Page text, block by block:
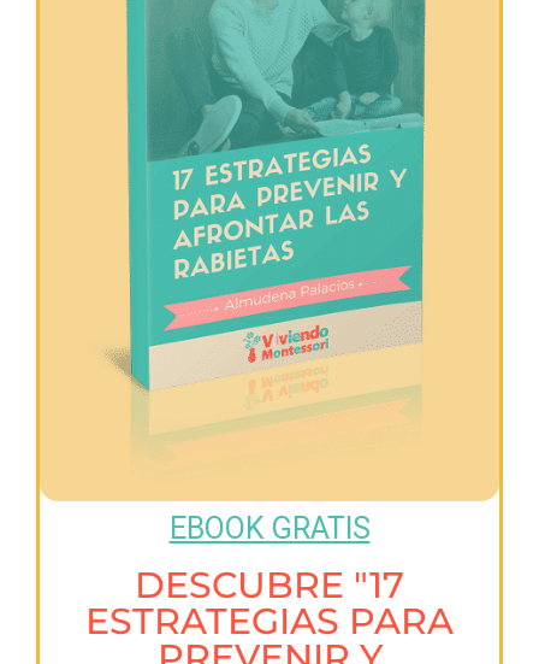
EBOOK GRATIS
DESCUBRE "17
ESTRATEGIAS PARA